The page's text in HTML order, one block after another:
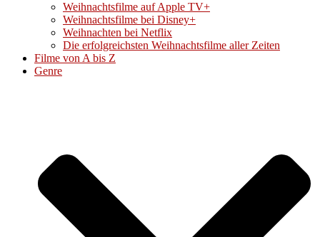
Weihnachtsfilme auf Apple TV+
Weihnachtsfilme bei Disney+
Weihnachten bei Netflix
Die erfolgreichsten Weihnachtsfilme aller Zeiten
Filme von A bis Z
Genre